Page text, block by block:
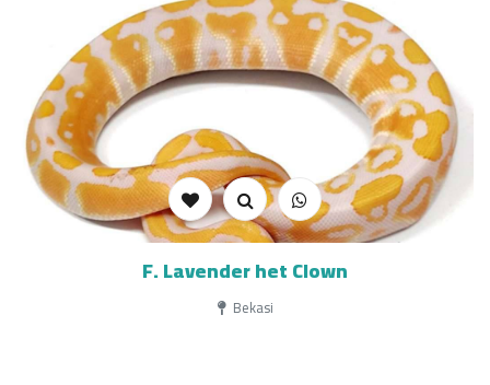
F. Lavender het Clown
Bekasi